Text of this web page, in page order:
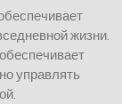
жизни.
управлять